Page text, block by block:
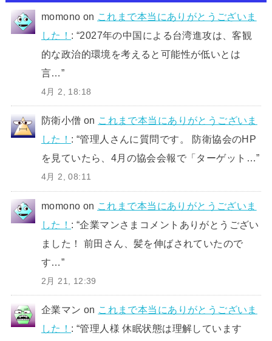
momono on これまで本当にありがとうございま
した！ : “2027年の中国による台湾進攻は、客観
的な政治的環境を考えると可能性が低いとは
言…”
4月 2, 18:18
防衛小僧 on これまで本当にありがとうございま
した！ : “管理人さんに質問です。 防衛協会のHP
を見ていたら、4月の協会会報で「ターゲット…”
4月 2, 08:11
momono on これまで本当にありがとうございま
した！ : “企業マンさまコメントありがとうござい
ました！ 前田さん、髪を伸ばされていたので
す…”
2月 21, 12:39
企業マン on これまで本当にありがとうございま
した！ : “管理人様 休眠状態は理解しています